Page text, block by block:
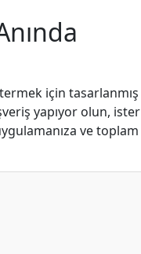
için tasarlanmış
yapıyor olun, ister
ve toplam